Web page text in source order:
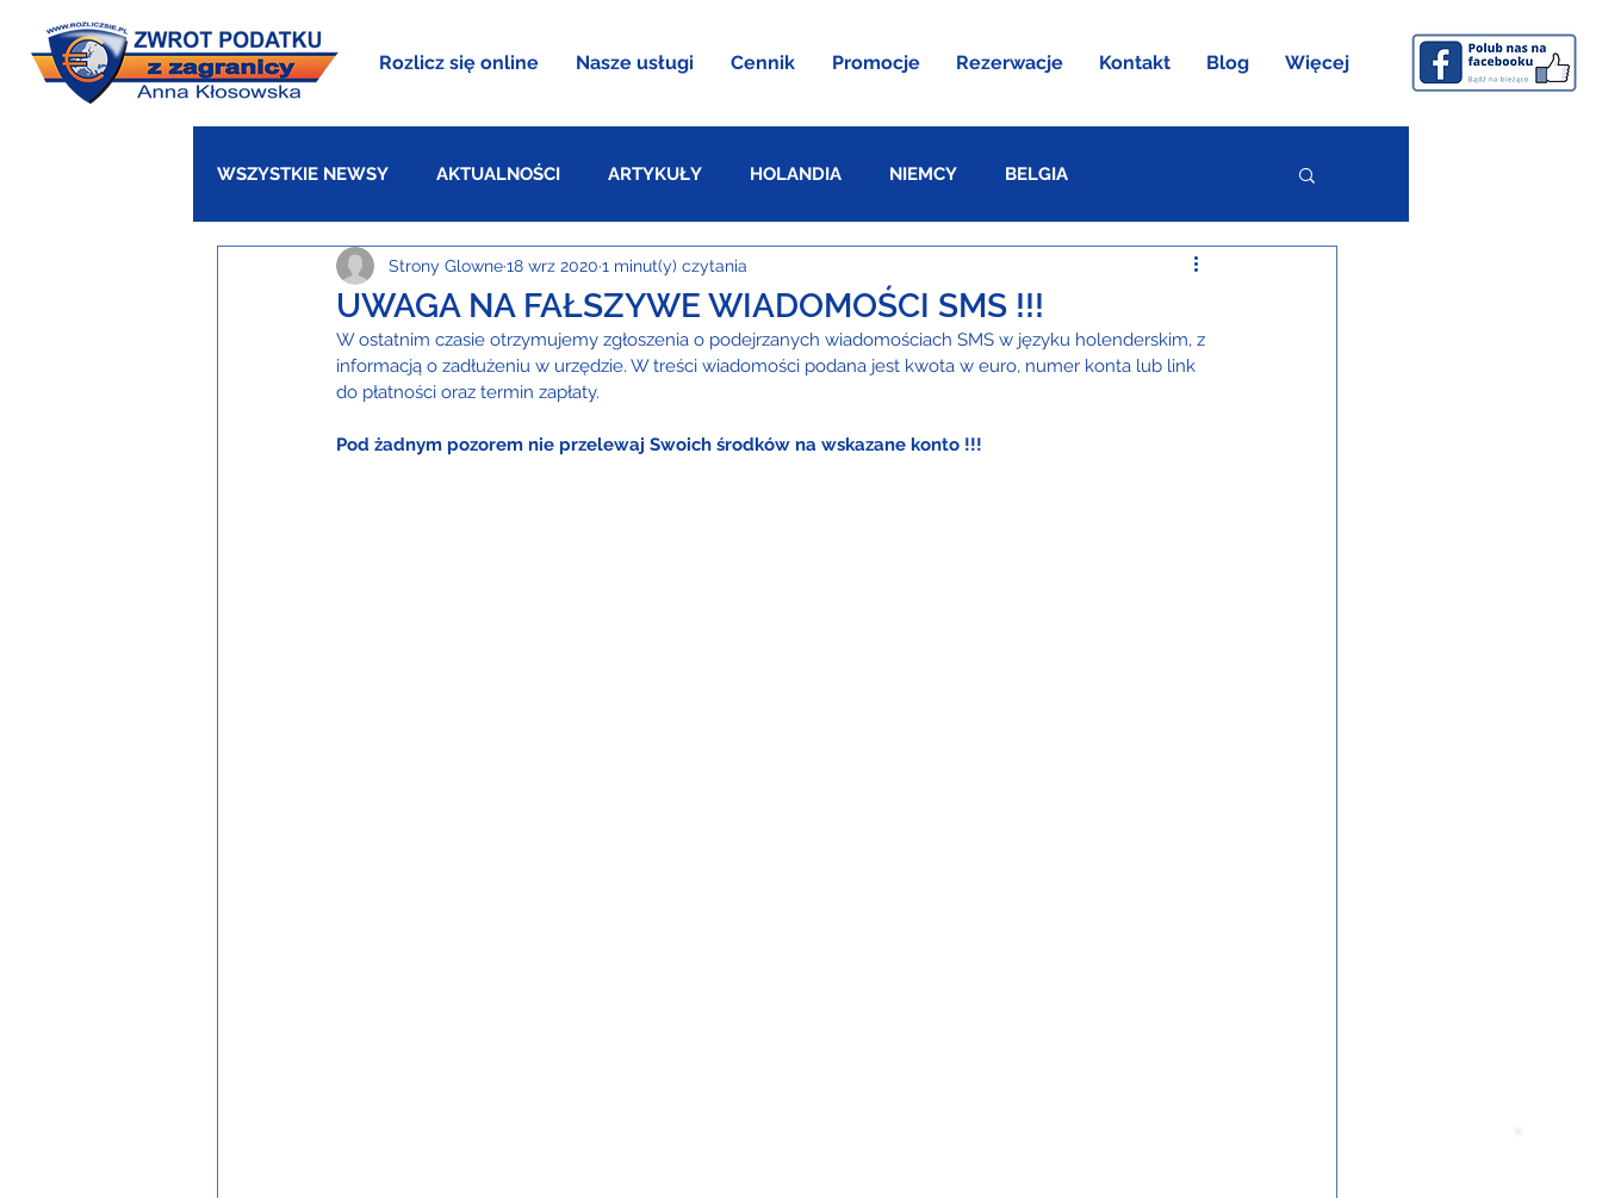
Rozlicz się online Nasze usługi Cennik Promocje Rezerwacje Kontakt Blog Więcej
WSZYSTKIE NEWSY AKTUALNOŚCI ARTYKUŁY HOLANDIA NIEMCY BELGIA
WIELKA BRYTANIA DANIA AUSTRIA
UWAGA NA FAŁSZYWE WIADOMOŚCI SMS !!!
Strony Glowne18 wrz 2020 1 minut(y) czytania
W ostatnim czasie otrzymujemy zgłoszenia o podejrzanych wiadomościach SMS w języku holenderskim, z
informacją o zadłużeniu w urzędzie. W treści wiadomości podana jest kwota w euro, numer konta lub link
do płatności oraz termin zapłaty.
Pod żadnym pozorem nie przelewaj Swoich środków na wskazane konto !!!